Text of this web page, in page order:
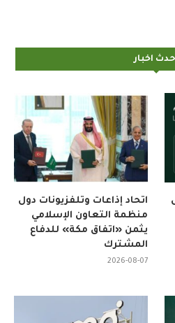
اخبار
اتحاد إذاعات وتلفزيونات دول
منظمة التعاون الإسلامي
يثمن «اتفاق مكة» للدفاع
المشترك
2026-08-07